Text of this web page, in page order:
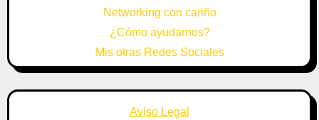
Networking con cariño
¿Cómo ayudarnos?
Mis otras Redes Sociales
Aviso Legal